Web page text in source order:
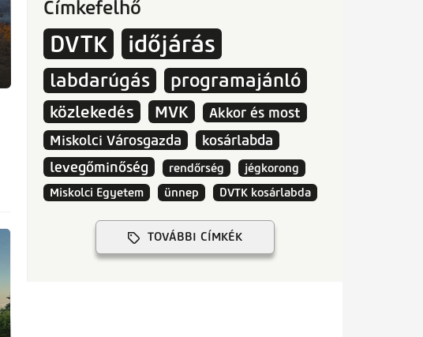
Címkefelhő
DVTK időjárás
labdarúgás programajánló
közlekedés MVK
Akkor és most
Miskolci Városgazda
kosárlabda
levegőminőség
rendőrség
jégkorong
Miskolci Egyetem
ünnep DVTK kosárlabda
TOVÁBBI CÍMKÉK